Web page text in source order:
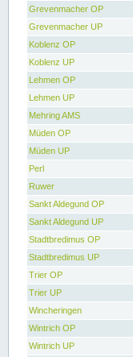
Grevenmacher OP
Grevenmacher UP
Koblenz OP
Koblenz UP
Lehmen OP
Lehmen UP
Mehring AMS
Müden OP
Müden UP
Perl
Ruwer
Sankt Aldegund OP
Sankt Aldegund UP
Stadtbredimus OP
Stadtbredimus UP
Trier OP
Trier UP
Wincheringen
Wintrich OP
Wintrich UP